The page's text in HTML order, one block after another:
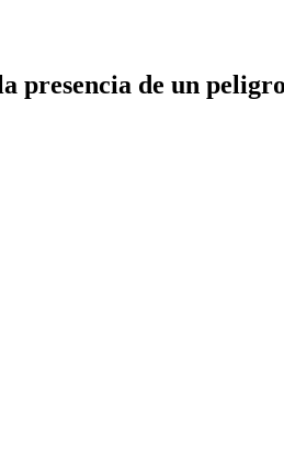
presencia de un